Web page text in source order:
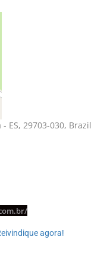
ES, 29703-030, Brazil
agora!